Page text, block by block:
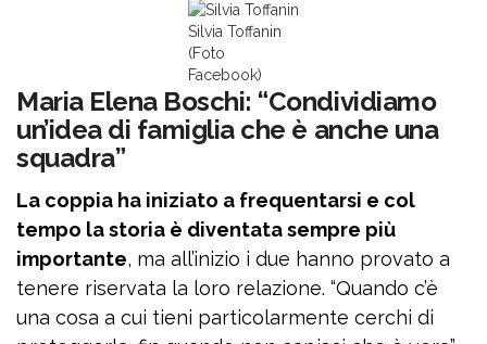
Silvia Toffanin
(Foto
Facebook)
Maria Elena Boschi: “Condividiamo
un’idea di famiglia che è anche una
squadra”
La coppia ha iniziato a frequentarsi e col
tempo la storia è diventata sempre più
importante, ma all’inizio i due hanno provato a
tenere riservata la loro relazione. “Quando c’è
una cosa a cui tieni particolarmente cerchi di